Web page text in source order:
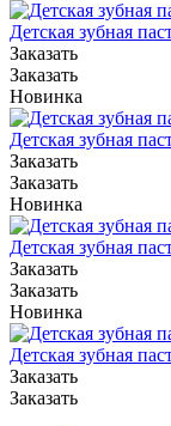
Детская зубная
Заказать
Заказать
Новинка
Детская зубная
Заказать
Заказать
Новинка
Детская зубная
Заказать
Заказать
Новинка
Детская зубная
Заказать
Заказать